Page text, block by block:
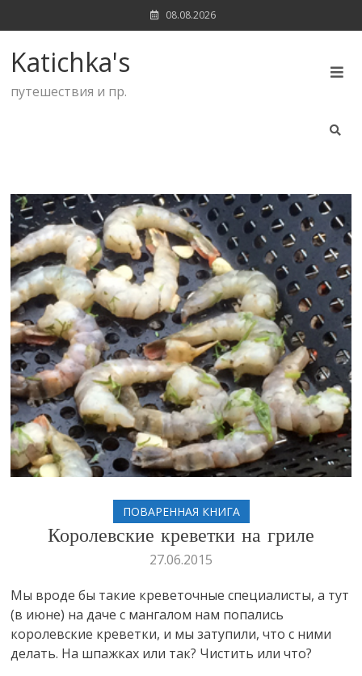
to
08.08.2026
Katichka's
путешествия и пр.
ПОВАРЕННАЯ КНИГА
Королевские креветки на гриле
27.06.2015
Мы вроде бы такие креветочные специалисты, а тут
(в июне) на даче с мангалом нам попались
королевские креветки, и мы затупили, что с ними
делать. На шпажках или так? Чистить или что?